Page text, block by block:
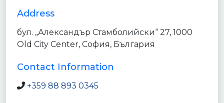
Address
бул. „Александър Стамболийски“ 27, 1000
Old City Center, София, България
Contact Information
+359 88 893 0345